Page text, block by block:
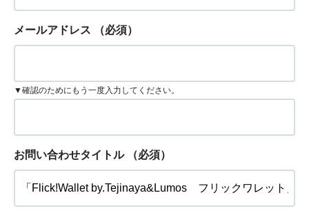
メールアドレス （必須）
▼確認のためにもう一度入力してください。
お問い合わせタイトル （必須）